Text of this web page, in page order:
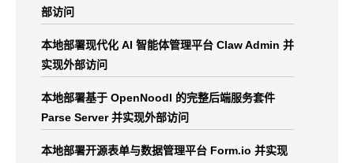
部访问
本地部署现代化 AI 智能体管理平台 Claw Admin 并
实现外部访问
本地部署基于 OpenNoodl 的完整后端服务套件
Parse Server 并实现外部访问
本地部署开源表单与数据管理平台 Form.io 并实现